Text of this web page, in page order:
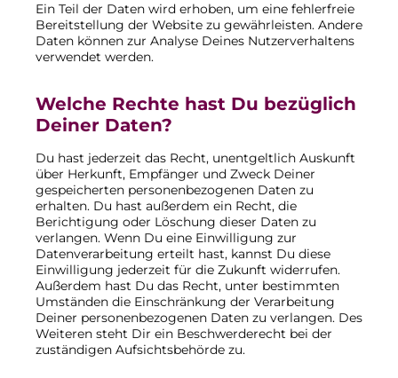
Ein Teil der Daten wird erhoben, um eine fehlerfreie
Bereitstellung der Website zu gewährleisten. Andere
Daten können zur Analyse Deines Nutzerverhaltens
verwendet werden.
Welche Rechte hast Du bezüglich
Deiner Daten?
Du hast jederzeit das Recht, unentgeltlich Auskunft
über Herkunft, Empfänger und Zweck Deiner
gespeicherten personenbezogenen Daten zu
erhalten. Du hast außerdem ein Recht, die
Berichtigung oder Löschung dieser Daten zu
verlangen. Wenn Du eine Einwilligung zur
Datenverarbeitung erteilt hast, kannst Du diese
Einwilligung jederzeit für die Zukunft widerrufen.
Außerdem hast Du das Recht, unter bestimmten
Umständen die Einschränkung der Verarbeitung
Deiner personenbezogenen Daten zu verlangen. Des
Weiteren steht Dir ein Beschwerderecht bei der
zuständigen Aufsichtsbehörde zu.